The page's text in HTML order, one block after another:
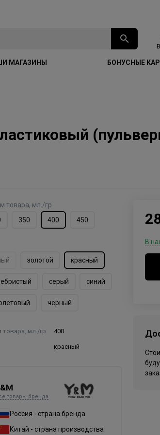
МАГАЗИНЫ БОНУСНЫЕ
товара, мл./гр
350 400 450
золотой красный
серый синий
черный
товара, мл./гр 400
красный
товары бренда
Россия - страна бренда
Китай - страна производства
В